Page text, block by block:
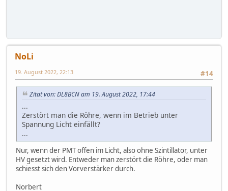
NoLi
#14
19. August 2022, 22:13
Zitat von: DL8BCN am 19. August 2022, 17:44
...
Zerstört man die Röhre, wenn im Betrieb unter
Spannung Licht einfällt?
...
Nur, wenn der PMT offen im Licht, also ohne Szintillator, unter
HV gesetzt wird. Entweder man zerstört die Röhre, oder man
schiesst sich den Vorverstärker durch.
Norbert